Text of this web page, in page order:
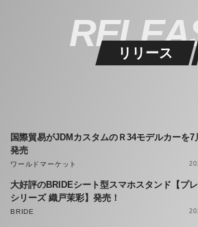
リリース
国際貿易がJDMカスタムのＲ34モデルカーを7
発売
ワールドマーケット
大好評のBRIDEシート型スマホスタンド【プ
シリーズ 織戸茉彩】発売！
BRIDE